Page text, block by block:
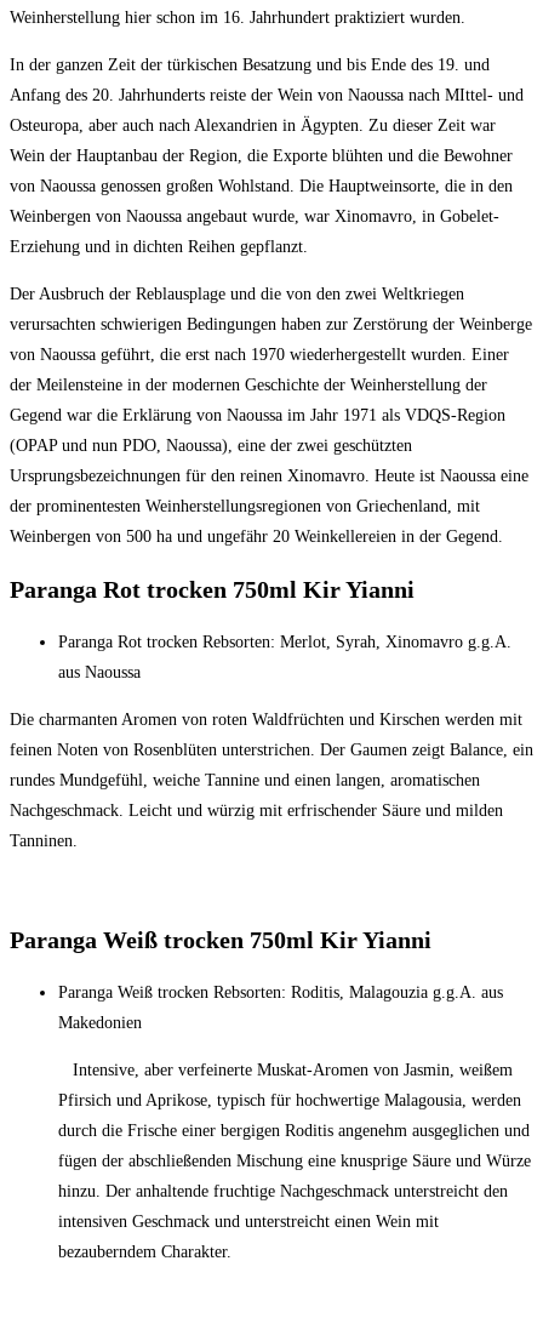
Weinherstellung hier schon im 16. Jahrhundert praktiziert wurden.
In der ganzen Zeit der türkischen Besatzung und bis Ende des 19. und
Anfang des 20. Jahrhunderts reiste der Wein von Naoussa nach MIttel- und
Osteuropa, aber auch nach Alexandrien in Ägypten. Zu dieser Zeit war
Wein der Hauptanbau der Region, die Exporte blühten und die Bewohner
von Naoussa genossen großen Wohlstand. Die Hauptweinsorte, die in den
Weinbergen von Naoussa angebaut wurde, war Xinomavro, in Gobelet-
Erziehung und in dichten Reihen gepflanzt.
Der Ausbruch der Reblausplage und die von den zwei Weltkriegen
verursachten schwierigen Bedingungen haben zur Zerstörung der Weinberge
von Naoussa geführt, die erst nach 1970 wiederhergestellt wurden. Einer
der Meilensteine in der modernen Geschichte der Weinherstellung der
Gegend war die Erklärung von Naoussa im Jahr 1971 als VDQS-Region
(OPAP und nun PDO, Naoussa), eine der zwei geschützten
Ursprungsbezeichnungen für den reinen Xinomavro. Heute ist Naoussa eine
der prominentesten Weinherstellungsregionen von Griechenland, mit
Weinbergen von 500 ha und ungefähr 20 Weinkellereien in der Gegend.
Paranga Rot trocken 750ml Kir Yianni
Paranga Rot trocken Rebsorten: Merlot, Syrah, Xinomavro g.g.A.
aus Naoussa
Die charmanten Aromen von roten Waldfrüchten und Kirschen werden mit
feinen Noten von Rosenblüten unterstrichen. Der Gaumen zeigt Balance, ein
rundes Mundgefühl, weiche Tannine und einen langen, aromatischen
Nachgeschmack. Leicht und würzig mit erfrischender Säure und milden
Tanninen.
Paranga Weiß trocken 750ml Kir Yianni
Paranga Weiß trocken Rebsorten: Roditis, Malagouzia g.g.A. aus
Makedonien
Intensive, aber verfeinerte Muskat-Aromen von Jasmin, weißem
Pfirsich und Aprikose, typisch für hochwertige Malagousia, werden
durch die Frische einer bergigen Roditis angenehm ausgeglichen und
fügen der abschließenden Mischung eine knusprige Säure und Würze
hinzu. Der anhaltende fruchtige Nachgeschmack unterstreicht den
intensiven Geschmack und unterstreicht einen Wein mit
bezauberndem Charakter.